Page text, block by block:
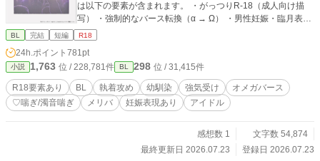
は以下の要素が含まれます。 ・がっつりR-18（成人向け描
写） ・強制的なバース転換（α → Ω） ・男性妊娠・臨月表現
・濁点/♡喘ぎ、子宮口責め ・監禁、洗脳
BL 完結 短編 R18
24h.ポイント 781pt
小説 1,763 位 / 228,781件 BL 298 位 / 31,415件
R18要素あり BL 執着攻め 幼馴染 強気受け
オメガバース
♡喘ぎ/濁音喘ぎ
メリバ 妊娠表現あり アイドル
感想数 1
文字数 54,874
最終更新日 2026.07.23
登録日 2026.07.23